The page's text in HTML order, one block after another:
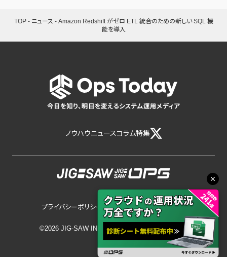
TOP- ニュース - Amazon Redshift がゼロ ETL 統合のための新しい SQL 機
能を導入
今日を知り、明日を変えるシステム運用メディア
ノウハウニュースコラム特集
プライバシーポリシー サイトポリシー
©2026 JIG-SAW INC.